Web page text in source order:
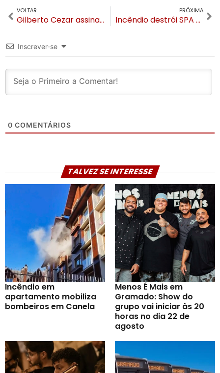
VOLTAR
Gilberto Cezar assina renúncia e não é mais vice-prefeito de Canela
PRÓXIMA
Incêndio destrói SPA que inauguraria no Tedesco Eco Park em São Francisco de Paula
Inscrever-se
0 COMENTÁRIOS
TALVEZ SE INTERESSE
Incêndio em
apartamento mobiliza
bombeiros em Canela
Menos É Mais em
Gramado: Show do
grupo vai iniciar às 20
horas no dia 22 de
agosto